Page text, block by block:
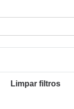
Limpar filtros